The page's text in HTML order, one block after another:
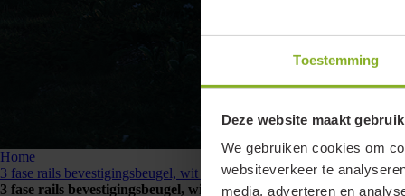
Toestemming
Deze website maakt
We gebruiken cookies om
websiteverkeer te
media, adverteren en
Home
3 fase rails bevestigingsbeugel, wit (RAL9010)
3 fase rails bevestigingsbeugel, wit (RAL9010)